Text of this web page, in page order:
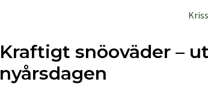
Kraftigt snöoväder –
nyårsdagen